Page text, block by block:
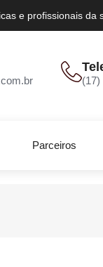
e profissionais da
(17)
Parceiros